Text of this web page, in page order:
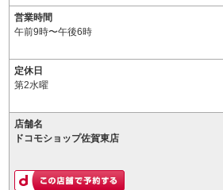
営業時間
午前9時〜午後6時
定休日
第2水曜
店舗名
ドコモショップ佐賀東店